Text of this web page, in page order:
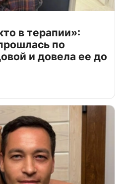
в терапии»:
по
и довела ее до